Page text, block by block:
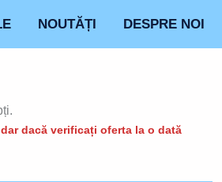
NOUTĂȚI DESPRE NOI
dacă verificați oferta la o dată